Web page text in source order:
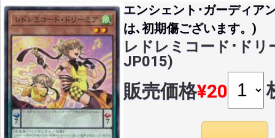
エンシェント･ガーディア
は､初期傷ございます。)
レドレミコード･ドリ
JP015)
販売価格¥20